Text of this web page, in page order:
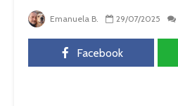
Emanuela B. 29/07/2025
Facebook